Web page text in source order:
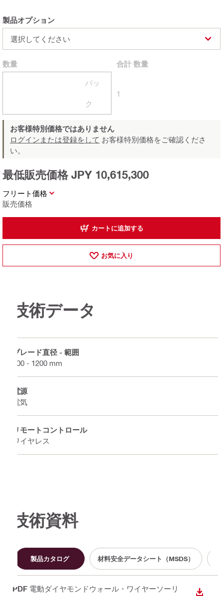
製品オプション
選択してください
数量
パッ
ク
合計 数量
1
お客様特別価格ではありません
ログインまたは登録をして お客様特別価格をご確認くださ
い。
フリート価格
販売価格
最低販売価格 JPY 10,615,300
カートに追加する
お気に入り
技術データ
ブレード直径 - 範囲
600 - 1200 mm
電源
電気
リモートコントロール
ワイヤレス
技術資料
製品カタログ 材料安全データシート（MSDS）
PDF 電動ダイヤモンドウォール・ワイヤーソーリ